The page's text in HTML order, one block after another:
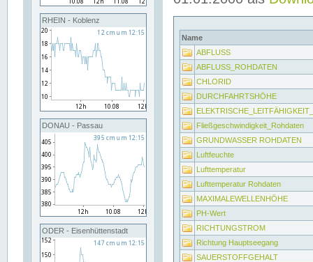
RHEIN - Koblenz
DONAU - Passau
ODER - Eisenhüttenstadt
Name
ABFLUSS
ABFLUSS_ROHDATEN
CHLORID
DURCHFAHRTSHÖHE
Fließgeschwindigkeit_Rohdaten
GRUNDWASSER ROHDATEN
Luftfeuchte
Lufttemperatur
Lufttemperatur Rohdaten
MAXIMALEWELLENHÖHE
PH-Wert
RICHTUNGSTROM
Richtung Hauptseegang
SAUERSTOFFGEHALT